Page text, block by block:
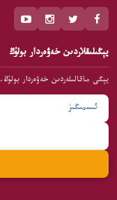
يېڭىلىقلاردىن خەۋەردار بولۇڭ
يېڭى ماقالىلەردىن خەۋەردار بولۇڭ.